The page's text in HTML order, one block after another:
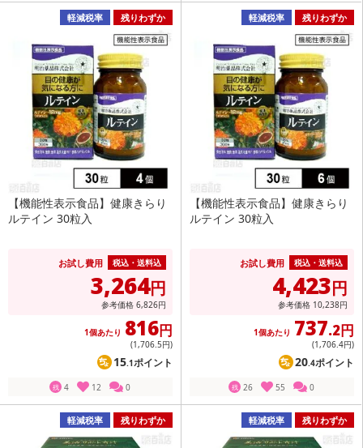
軽減税率 残りわずか
【機能性表示食品】健康きらり
ルテイン 30粒入
お試し費用 税込・送料込
3,264円
参考価格 6,826円
1個あたり 816円
(1,706.5円)
15.1ポイント
残 4 12 0
軽減税率 残りわずか
【機能性表示食品】健康きらり
ルテイン 30粒入
お試し費用 税込・送料込
4,423円
参考価格 10,238円
1個あたり 737.2円
(1,706.4円)
20.4ポイント
残 26 55 0
軽減税率 残りわずか 軽減税率 残りわずか